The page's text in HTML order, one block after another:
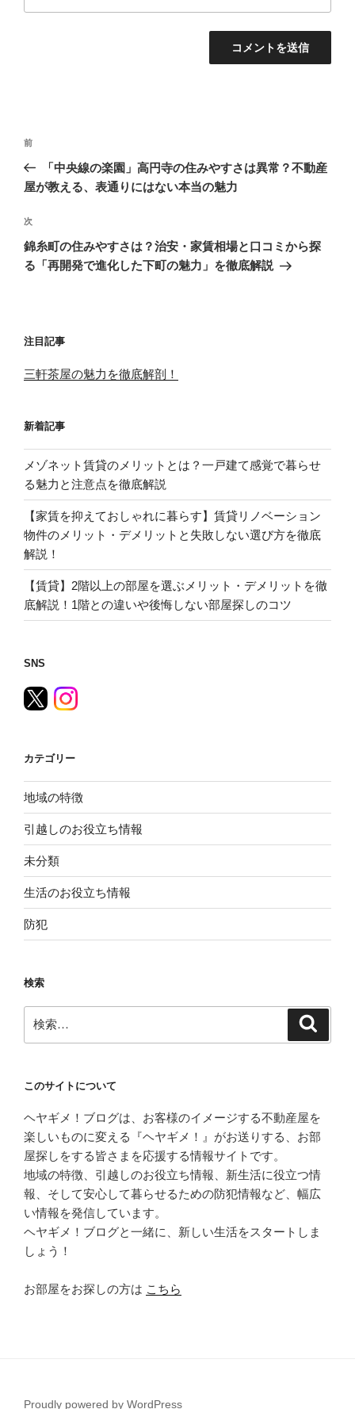
投
ナ
ゲ
ー
シ
前
の
投
前
「中央線の楽園」高円寺の住みやすさは異常？不動産
屋が教える、表通りにはない本当の魅力
次
の
投
次
錦糸町の住みやすさは？治安・家賃相場と口コミから探
る「再開発で進化した下町の魅力」を徹底解説
注目記事
三軒茶屋の魅力を徹底解剖！
新着記事
メゾネット賃貸のメリットとは？一戸建て感覚で暮らせ
る魅力と注意点を徹底解説
【家賃を抑えておしゃれに暮らす】賃貸リノベーション
物件のメリット・デメリットと失敗しない選び方を徹底
解説！
【賃貸】2階以上の部屋を選ぶメリット・デメリットを徹
底解説！1階との違いや後悔しない部屋探しのコツ
SNS
カテゴリー
地域の特徴
引越しのお役立ち情報
未分類
生活のお役立ち情報
防犯
検索
検
索:
このサイトについて
ヘヤギメ！ブログは、お客様のイメージする不動産屋を
楽しいものに変える『ヘヤギメ！』がお送りする、お部
屋探しをする皆さまを応援する情報サイトです。
地域の特徴、引越しのお役立ち情報、新生活に役立つ情
報、そして安心して暮らせるための防犯情報など、幅広
い情報を発信しています。
ヘヤギメ！ブログと一緒に、新しい生活をスタートしま
しょう！
お部屋をお探しの方は こちら
Proudly powered by WordPress